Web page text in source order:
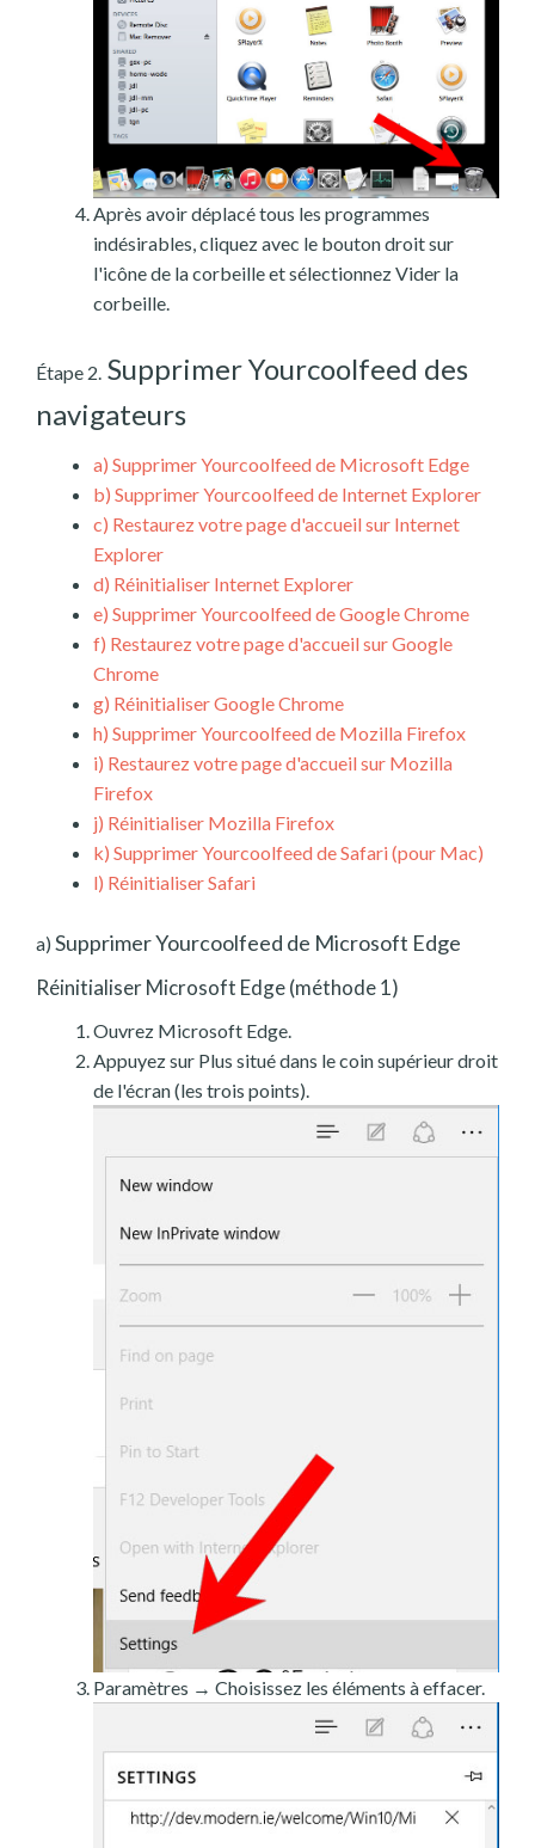
Après avoir déplacé tous les programmes
indésirables, cliquez avec le bouton droit sur
l'icône de la corbeille et sélectionnez Vider la
corbeille.
Étape 2. Supprimer Yourcoolfeed des
navigateurs
a) Supprimer Yourcoolfeed de Microsoft Edge
b) Supprimer Yourcoolfeed de Internet Explorer
c) Restaurez votre page d'accueil sur Internet
Explorer
d) Réinitialiser Internet Explorer
e) Supprimer Yourcoolfeed de Google Chrome
f) Restaurez votre page d'accueil sur Google
Chrome
g) Réinitialiser Google Chrome
h) Supprimer Yourcoolfeed de Mozilla Firefox
i) Restaurez votre page d'accueil sur Mozilla
Firefox
j) Réinitialiser Mozilla Firefox
k) Supprimer Yourcoolfeed de Safari (pour Mac)
l) Réinitialiser Safari
a) Supprimer Yourcoolfeed de Microsoft Edge
Réinitialiser Microsoft Edge (méthode 1)
Ouvrez Microsoft Edge.
Appuyez sur Plus situé dans le coin supérieur droit
de l'écran (les trois points).
Paramètres → Choisissez les éléments à effacer.